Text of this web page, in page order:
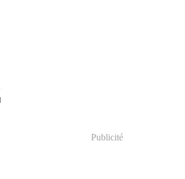
Publicité